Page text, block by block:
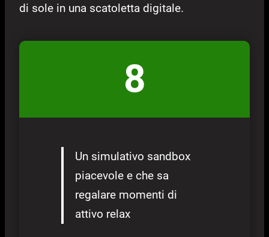
di sole in una scatoletta digitale.
8
Un simulativo sandbox
piacevole e che sa
regalare momenti di
attivo relax